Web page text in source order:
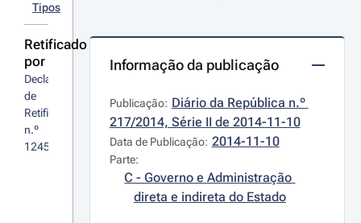
Tipos
Retificado
por
Declaração
de
Retificação
n.º
1245/2014
Informação da publicação
Publicação: Diário da República n.º
217/2014, Série II de 2014-11-10
Data de Publicação: 2014-11-10
Parte:
C - Governo e Administração
direta e indireta do Estado